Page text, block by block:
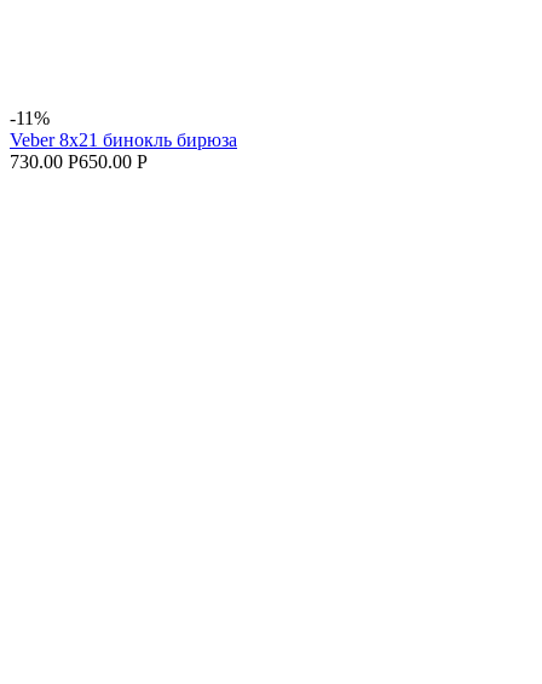
-11%
Veber 8х21 бинокль бирюза
730.00 Р650.00 Р